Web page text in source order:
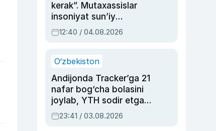
kerak”. Mutaxassislar
insoniyat sun’iy
intellektni boshqara
olmay qolishidan xavotir
12:40 / 04.08.2026
O‘zbekiston
Andijonda Tracker’ga 21
nafar bog‘cha bolasini
joylab, YTH sodir etgan
ayolga sud hukmi o‘qildi
23:41 / 03.08.2026